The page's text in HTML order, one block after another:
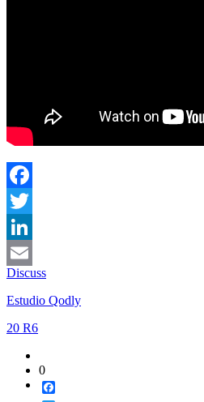
Facebook
Twitter
LinkedIn
Email
Discuss
Estudio Qodly
20 R6
0